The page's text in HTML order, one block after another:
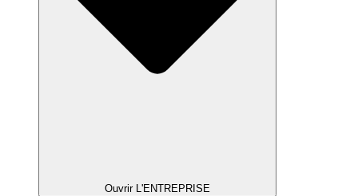
Ouvrir L'ENTREPRISE